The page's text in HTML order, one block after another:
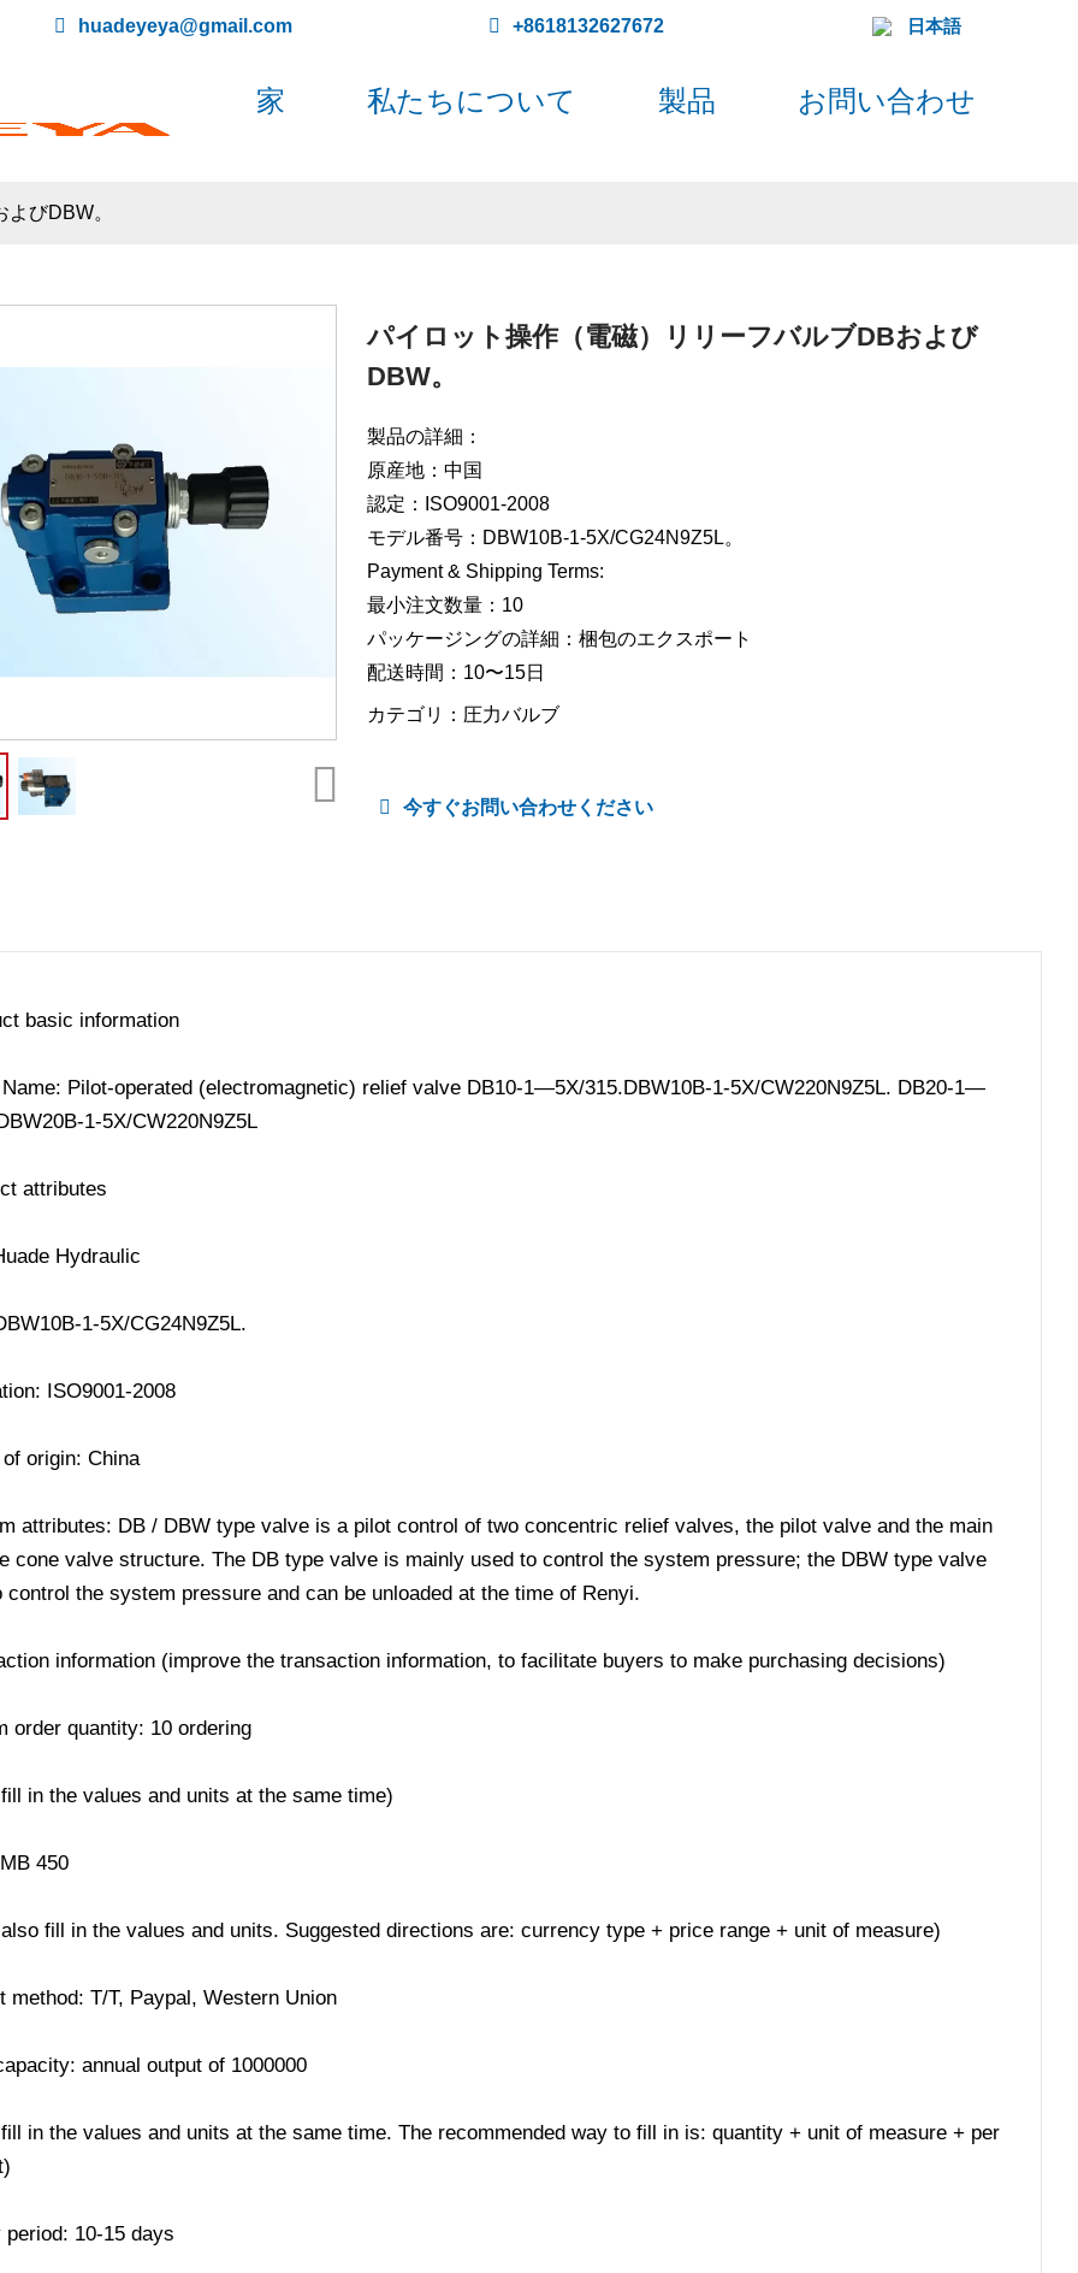
huadeyeya@gmail.com +8618132627672 日本語
家 私たちについて 製品 お問い合わせ
びDBW。
パイロット操作（電磁）リリーフバルブDBおよび
DBW。
製品の詳細：
原産地：中国
認定：ISO9001-2008
モデル番号：DBW10B-1-5X/CG24N9Z5L。
Payment & Shipping Terms:
最小注文数量：10
パッケージングの詳細：梱包のエクスポート
配送時間：10〜15日
カテゴリ： 圧力バルブ
今すぐお問い合わせください
basic information
Pilot-operated (electromagnetic) relief valve DB10-1—5X/315.DBW10B-1-5X/CW220N9Z5L. DB20-1—
1-5X/CW220N9Z5L
attributes
Hydraulic
1-5X/CG24N9Z5L.
ISO9001-2008
origin: China
attributes: DB / DBW type valve is a pilot control of two concentric relief valves, the pilot valve and the main
cone valve structure. The DB type valve is mainly used to control the system pressure; the DBW type valve
control the system pressure and can be unloaded at the time of Renyi.
information (improve the transaction information, to facilitate buyers to make purchasing decisions)
order quantity: 10 ordering
in the values ​​and units at the same time)
450
fill in the values ​​and units. Suggested directions are: currency type + price range + unit of measure)
method: T/T, Paypal, Western Union
annual output of 1000000
in the values ​​and units at the same time. The recommended way to fill in is: quantity + unit of measure + per
period: 10-15 days